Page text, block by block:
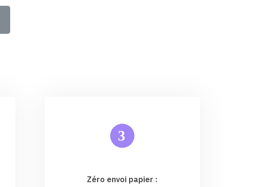
3
Zéro envoi papier :